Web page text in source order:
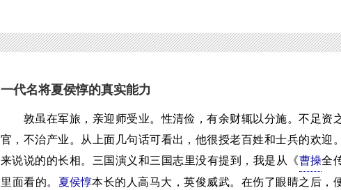
一代名将夏侯惇的真实能力
敦虽在军旅，亲迎师受业。性清俭，有余财辄以分施。不足资
官，不治产业。从上面几句话可看出，他很授老百姓和士兵的欢迎
来说说的的长相。三国演义和三国志里没有提到，我是从《曹操全
里面看的。 夏侯惇本长的人高马大，英俊威武。在伤了眼睛之后，